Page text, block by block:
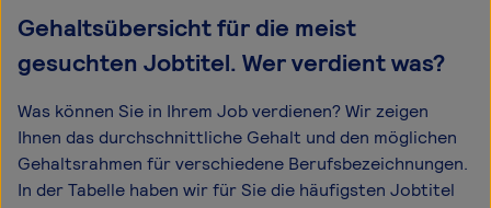
Gehaltsübersicht für die meist
gesuchten Jobtitel. Wer verdient was?
Was können Sie in Ihrem Job verdienen? Wir zeigen
Ihnen das durchschnittliche Gehalt und den möglichen
Gehaltsrahmen für verschiedene Berufsbezeichnungen.
In der Tabelle haben wir für Sie die häufigsten Jobtitel